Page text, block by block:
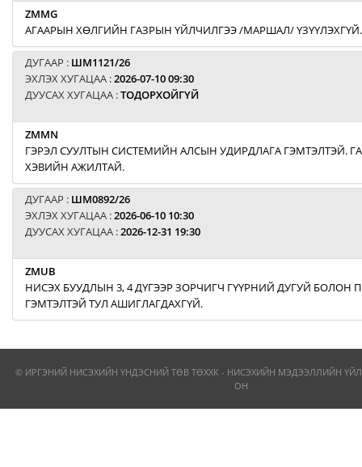
ZMMG
АГААРЫН ХӨЛГИЙН ГАЗРЫН ҮЙЛЧИЛГЭЭ /МАРШАЛ/ ҮЗҮҮЛЭХГҮЙ.
ДУГААР : ШМ1121/26
ЭХЛЭХ ХУГАЦАА :2026-07-10 09:30
ДУУСАХ ХУГАЦАА :ТОДОРХОЙГҮЙ
ZMMN
ГЭРЭЛ СУУЛТЫН СИСТЕМИЙН АЛСЫН УДИРДЛАГА ГЭМТЭЛТЭЙ.
ХЭВИЙН АЖИЛТАЙ.
ДУГААР : ШМ0892/26
ЭХЛЭХ ХУГАЦАА :2026-06-10 10:30
ДУУСАХ ХУГАЦАА :2026-12-31 19:30
ZMUB
НИСЭХ БУУДЛЫН 3, 4 ДҮГЭЭР ЗОРЧИГЧ ГҮҮРНИЙ ДУГУЙ БОЛОН
ГЭМТЭЛТЭЙ ТУЛ АШИГЛАГДАХГҮЙ.
© ИРГЭНИЙ НИСЭХИЙН ҮНДЭСНИЙ ТӨВ ТӨХХК - НИСЭХИЙН МЭДЭЭЛЛИЙН
ОН